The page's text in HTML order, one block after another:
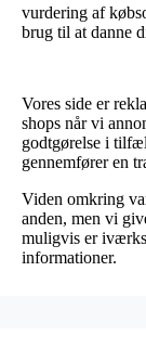
vurdering af
brug til at danne
Vores side er
shops når vi
godtgørelse i
gennemfører en
Viden omkring
anden, men vi
muligvis er
informationer.